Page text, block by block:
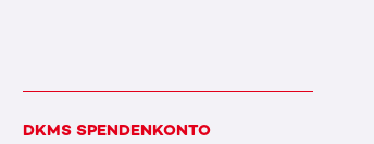
DKMS SPENDENKONTO